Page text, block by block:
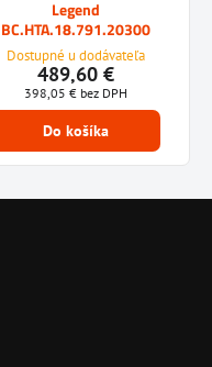
Legend
BC.HTA.18.791.20300
Dostupné u dodávateľa
489,60 €
398,05 € bez DPH
Do košíka